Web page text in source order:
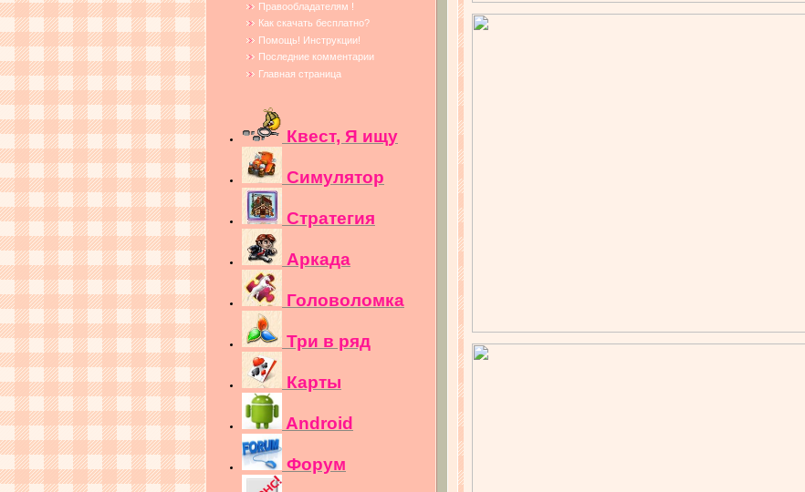
Правообладателям !
Как скачать бесплатно?
Помощь! Инструкции!
Последние комментарии
Главная страница
Квест, Я ищу
Симулятор
Стратегия
Аркада
Головоломка
Три в ряд
Карты
Android
Форум